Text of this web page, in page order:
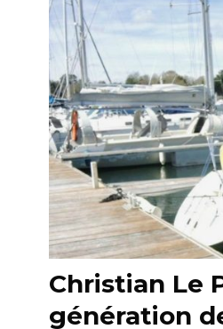
Christian Le
génération